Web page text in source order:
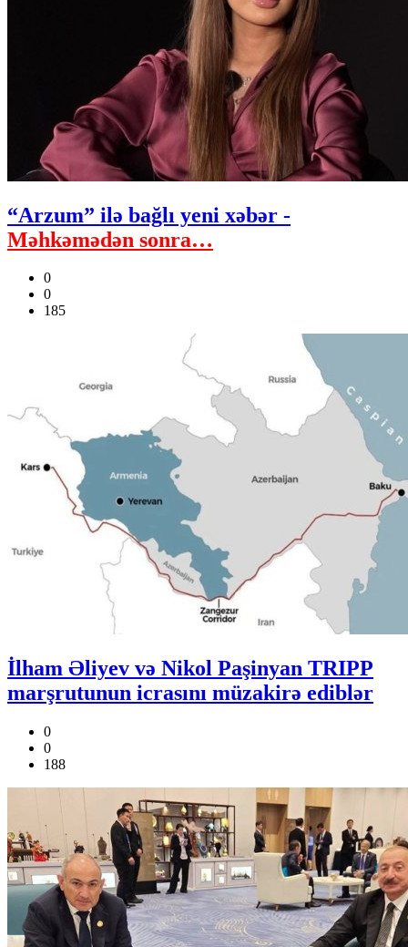
“Arzum” ilə bağlı yeni xəbər -
Məhkəmədən sonra…
0
0
185
İlham Əliyev və Nikol Paşinyan TRIPP
marşrutunun icrasını müzakirə ediblər
0
0
188